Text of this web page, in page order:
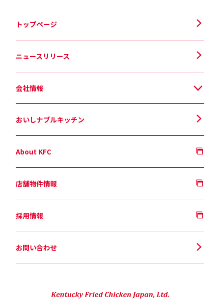
トップページ
ニュースリリース
会社情報
おいしナブルキッチン
About KFC
店舗物件情報
採用情報
お問い合わせ